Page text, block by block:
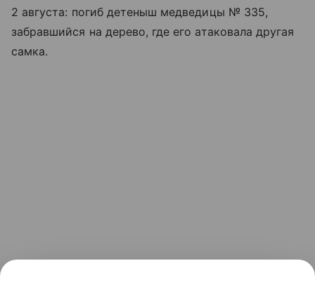
2 августа: погиб детеныш медведицы № 335,
забравшийся на дерево, где его атаковала другая
самка.